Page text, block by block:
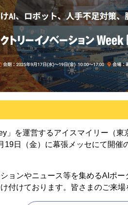
」を運営するアイスマイリー（
19日（金）に幕張メッセにて開催
ョンやニュース等を集めるAIポ
付けております。皆さまのご来